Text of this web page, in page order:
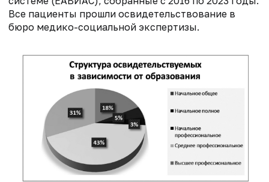
Все пациенты прошли освидетельствование в
бюро медико-социальной экспертизы.